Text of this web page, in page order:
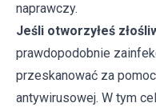
naprawczy.
Jeśli otworzyłeś
prawdopodobnie
przeskanować za
antywirusowej. W tym